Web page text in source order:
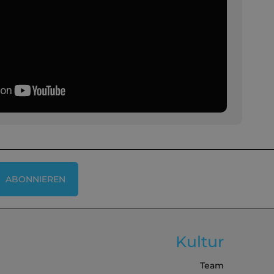
ABONNIEREN
Kultur
Team